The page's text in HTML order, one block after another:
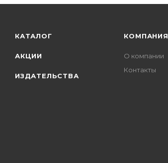
КАТАЛОГ
АКЦИИ
ИЗДАТЕЛЬСТВА
КОМПАНИЯ
О компании
Контакты